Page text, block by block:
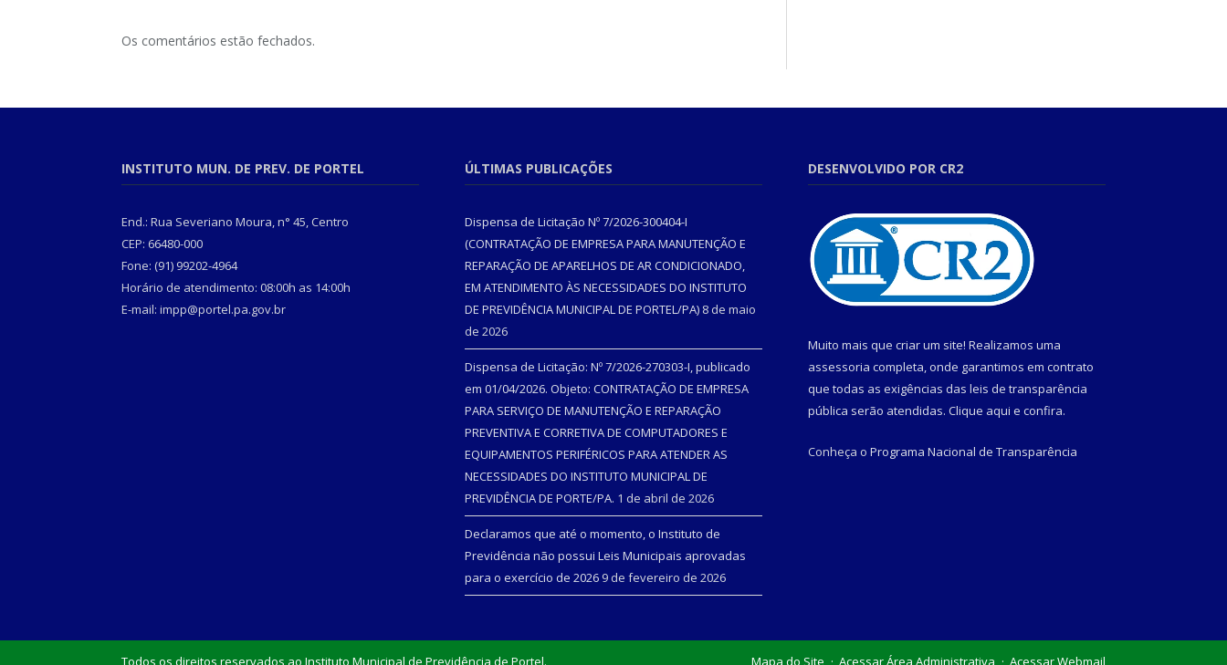
Os comentários estão fechados.
INSTITUTO MUN. DE PREV. DE PORTEL
End.: Rua Severiano Moura, n° 45, Centro
CEP: 66480-000
Fone: (91) 99202-4964
Horário de atendimento: 08:00h as 14:00h
E-mail: impp@portel.pa.gov.br
ÚLTIMAS PUBLICAÇÕES
Dispensa de Licitação Nº 7/2026-300404-I
(CONTRATAÇÃO DE EMPRESA PARA MANUTENÇÃO E
REPARAÇÃO DE APARELHOS DE AR CONDICIONADO,
EM ATENDIMENTO ÀS NECESSIDADES DO INSTITUTO
DE PREVIDÊNCIA MUNICIPAL DE PORTEL/PA) 8 de maio
de 2026
Dispensa de Licitação: Nº 7/2026-270303-I, publicado
em 01/04/2026. Objeto: CONTRATAÇÃO DE EMPRESA
PARA SERVIÇO DE MANUTENÇÃO E REPARAÇÃO
PREVENTIVA E CORRETIVA DE COMPUTADORES E
EQUIPAMENTOS PERIFÉRICOS PARA ATENDER AS
NECESSIDADES DO INSTITUTO MUNICIPAL DE
PREVIDÊNCIA DE PORTE/PA. 1 de abril de 2026
Declaramos que até o momento, o Instituto de
Previdência não possui Leis Municipais aprovadas
para o exercício de 2026 9 de fevereiro de 2026
DESENVOLVIDO POR CR2
Muito mais que criar um site! Realizamos uma
assessoria completa, onde garantimos em contrato
que todas as exigências das leis de transparência
pública serão atendidas. Clique aqui e confira.
Conheça o Programa Nacional de Transparência
Todos os direitos reservados ao Instituto Municipal de Previdência de Portel. Mapa do Site Acessar Área Administrativa Acessar Webmail